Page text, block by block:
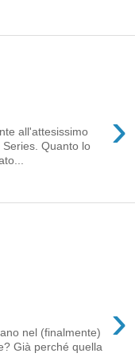
›
all'attesissimo
Quanto lo
›
nel (finalmente)
Già perché quella